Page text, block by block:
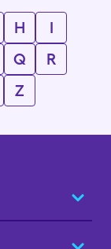
H
I
Q
R
Z